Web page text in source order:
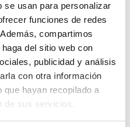
se usan para personalizar
funciones de redes
compartimos
del sitio web con
publicidad y análisis
con otra información
hayan recopilado a
de sus servicios.
4850 fechador de Trodat
hasta 3000 impresiones